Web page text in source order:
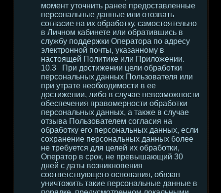
момент уточнить ранее предоставленные
персональные данные или отозвать
согласие на их обработку, самостоятельно
в Личном кабинете или обратившись в
службу поддержки Оператора по адресу
электронной почты, указанному в
настоящей Политике или Приложении.
При достижении цели обработки
персональных данных Пользователя или
при утрате необходимости в ее
достижении, либо в случае невозможности
обеспечения правомерности обработки
персональных данных, а также в случае
отзыва Пользователем согласия на
обработку его персональных данных, если
сохранение персональных данных более
не требуется для целей их обработки,
Оператор в срок, не превышающий 30
дней с даты возникновения
соответствующего основания, обязан
уничтожить такие персональные данные в